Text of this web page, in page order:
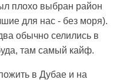
плохо выбран район
для нас - без моря).
обычно селились в
там самый кайф.
в Дубае и на